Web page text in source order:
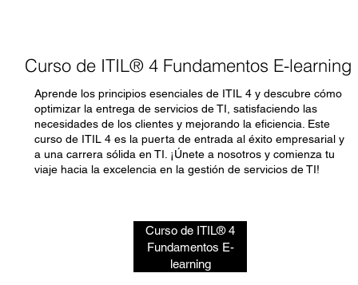
Curso de ITIL® 4 Fundamentos E-learning
Aprende los principios esenciales de ITIL 4 y descubre cómo
optimizar la entrega de servicios de TI, satisfaciendo las
necesidades de los clientes y mejorando la eficiencia. Este
curso de ITIL 4 es la puerta de entrada al éxito empresarial y
a una carrera sólida en TI. ¡Únete a nosotros y comienza tu
viaje hacia la excelencia en la gestión de servicios de TI!
Curso de ITIL® 4
Fundamentos E-
learning